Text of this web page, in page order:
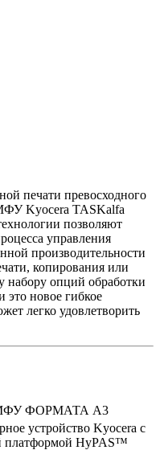
печати превосходного
Kyocera TASKalfa
позволяют
управления
производительности
копирования или
набору опций обработки
новое гибкое
легко удовлетворить
ФОРМАТА А3
устройство Kyocera с
платформой HyPAS™